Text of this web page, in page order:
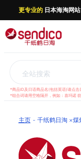
更专业的日本海淘网站
全站搜索
*商品ID及日语商品名(包括英语)请点击
*组合词请用空格隔开，例如：喜玛诺
主页 千纸鹤日淘 ×煤